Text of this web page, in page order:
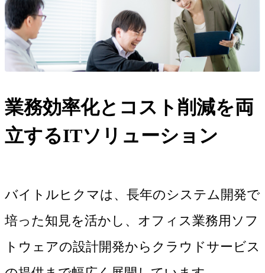
業務効率化とコスト削減を両
立するITソリューション
バイトルヒクマは、長年のシステム開発で
培った知見を活かし、オフィス業務用ソフ
トウェアの設計開発からクラウドサービス